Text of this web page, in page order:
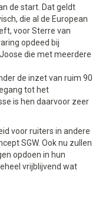
de start. Dat geldt
die al de European
voor Sterre van
opdeed bij
die met meerdere
de inzet van ruim 90
tot het
is hen daarvoor zeer
voor ruiters in andere
SGW. Ook nu zullen
opdoen in hun
vrijblijvend wat